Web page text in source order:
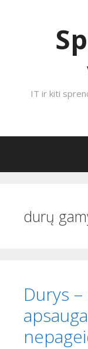
IT ir kiti
durų
Durys